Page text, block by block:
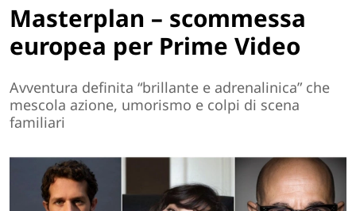
Masterplan – scommessa
europea per Prime Video
Avventura definita “brillante e adrenalinica” che
mescola azione, umorismo e colpi di scena
familiari